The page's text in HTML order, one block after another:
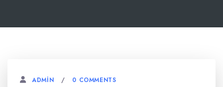
ADMIN 0 COMMENTS